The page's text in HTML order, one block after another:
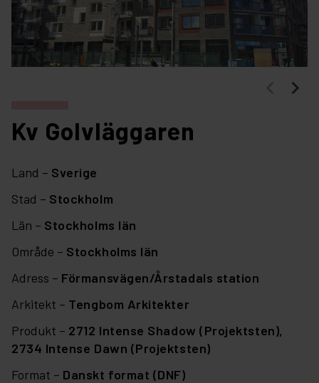
Kv Golvläggaren
Land – Sverige
Stad – Stockholm
Län – Stockholms län
Område – Stockholms län
Adress – Förmansvägen/Årstadals station
Arkitekt – Tengbom Arkitekter
Produkt – 2712 Intense Shadow (Projektsten),
2734 Intense Dawn (Projektsten)
Format – Danskt format (DNF)